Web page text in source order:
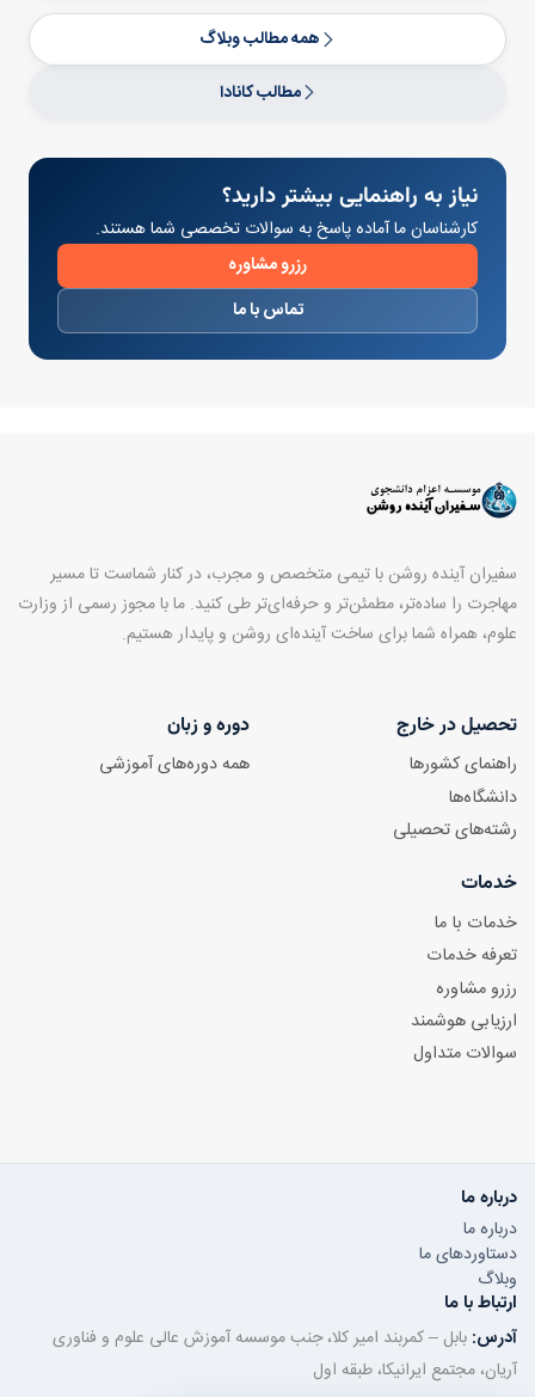
همه مطالب وبلاگ
مطالب کانادا
نیاز به راهنمایی بیشتر دارید؟
کارشناسان ما آماده پاسخ به سوالات تخصصی شما هستند.
رزرو مشاوره
تماس با ما
سفیران آینده روشن با تیمی متخصص و مجرب، در کنار شماست تا مسیر
مهاجرت را ساده‌تر، مطمئن‌تر و حرفه‌ای‌تر طی کنید. ما با مجوز رسمی از وزارت
علوم، همراه شما برای ساخت آینده‌ای روشن و پایدار هستیم.
تحصیل در خارج
راهنمای کشورها
دانشگاه‌ها
رشته‌های تحصیلی
دوره و زبان
همه دوره‌های آموزشی
خدمات
خدمات با ما
تعرفه خدمات
رزرو مشاوره
ارزیابی هوشمند
سوالات متداول
درباره ما
درباره ما
دستاوردهای ما
وبلاگ
ارتباط با ما
آدرس: بابل – کمربند امیر کلا، جنب موسسه آموزش عالی علوم و فناوری
آریان، مجتمع ایرانیکا، طبقه اول